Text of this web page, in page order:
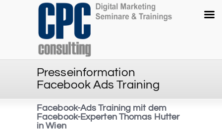
Presseinformation
Facebook Ads Training
Facebook-Ads Training mit dem
Facebook-Experten Thomas Hutter
in Wien